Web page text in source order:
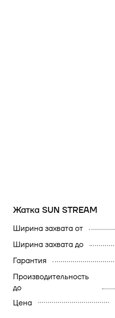
Жатка SUN STREAM
ширина захвата от
ширина захвата до
гарантия
производительность
до
Цена